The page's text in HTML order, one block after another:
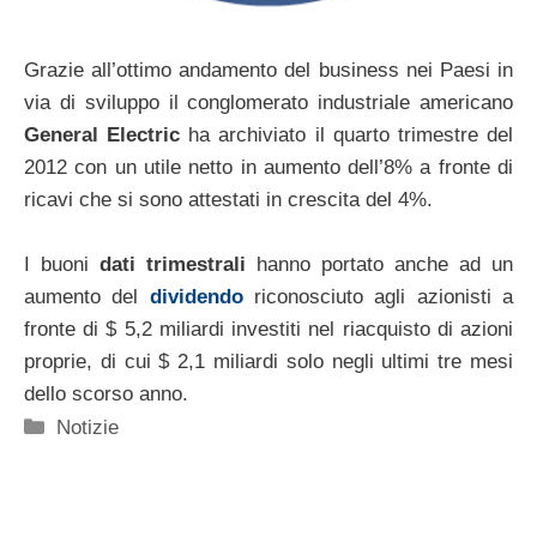
Grazie all’ottimo andamento del business nei Paesi in
via di sviluppo il conglomerato industriale americano
General Electric ha archiviato il quarto trimestre del
2012 con un utile netto in aumento dell’8% a fronte di
ricavi che si sono attestati in crescita del 4%.
I buoni dati trimestrali hanno portato anche ad un
aumento del dividendoriconosciuto agli azionisti a
fronte di $ 5,2 miliardi investiti nel riacquisto di azioni
proprie, di cui $ 2,1 miliardi solo negli ultimi tre mesi
dello scorso anno.
Categorie
Notizie